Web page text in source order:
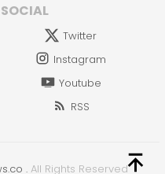
Twitter
Instagram
Youtube
RSS
. All Rights Reserved